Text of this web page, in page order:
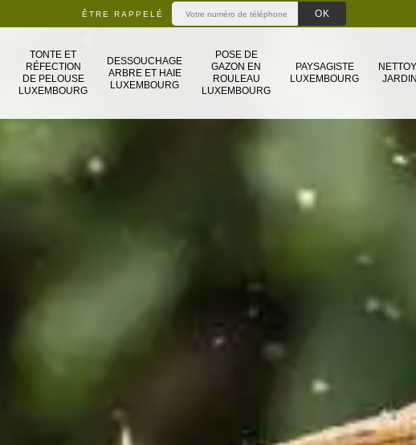
ÊTRE RAPPELÉ
TONTE ET
RÉFECTION
DE PELOUSE
LUXEMBOURG
DESSOUCHAGE
ARBRE ET HAIE
LUXEMBOURG
POSE DE
GAZON EN
ROULEAU
LUXEMBOURG
PAYSAGISTE
LUXEMBOURG